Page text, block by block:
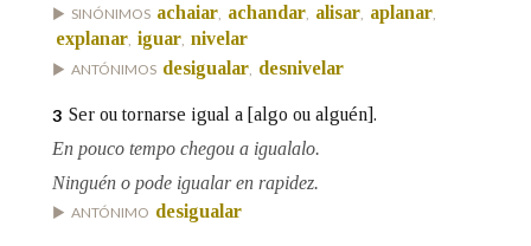
Na fraseoloxía
OUTRAS OPCIÓNS DE BUSCA
Marcas gramaticais
SINÓNIMOS achaiar achandar alisar aplanar
explanar iguar nivelar
ANTÓNIMOS desigualar desnivelar
3 Ser ou tornarse igual a [algo ou alguén].
En pouco tempo chegou a igualalo.
Ninguén o pode igualar en rapidez.
ANTÓNIMO desigualar